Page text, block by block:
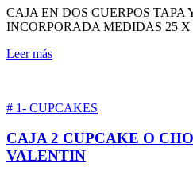
CAJA EN DOS CUERPOS
INCORPORADA MEDIDAS 25 X
Leer más
# 1- CUPCAKES
CAJA 2 CUPCAKE O
VALENTIN